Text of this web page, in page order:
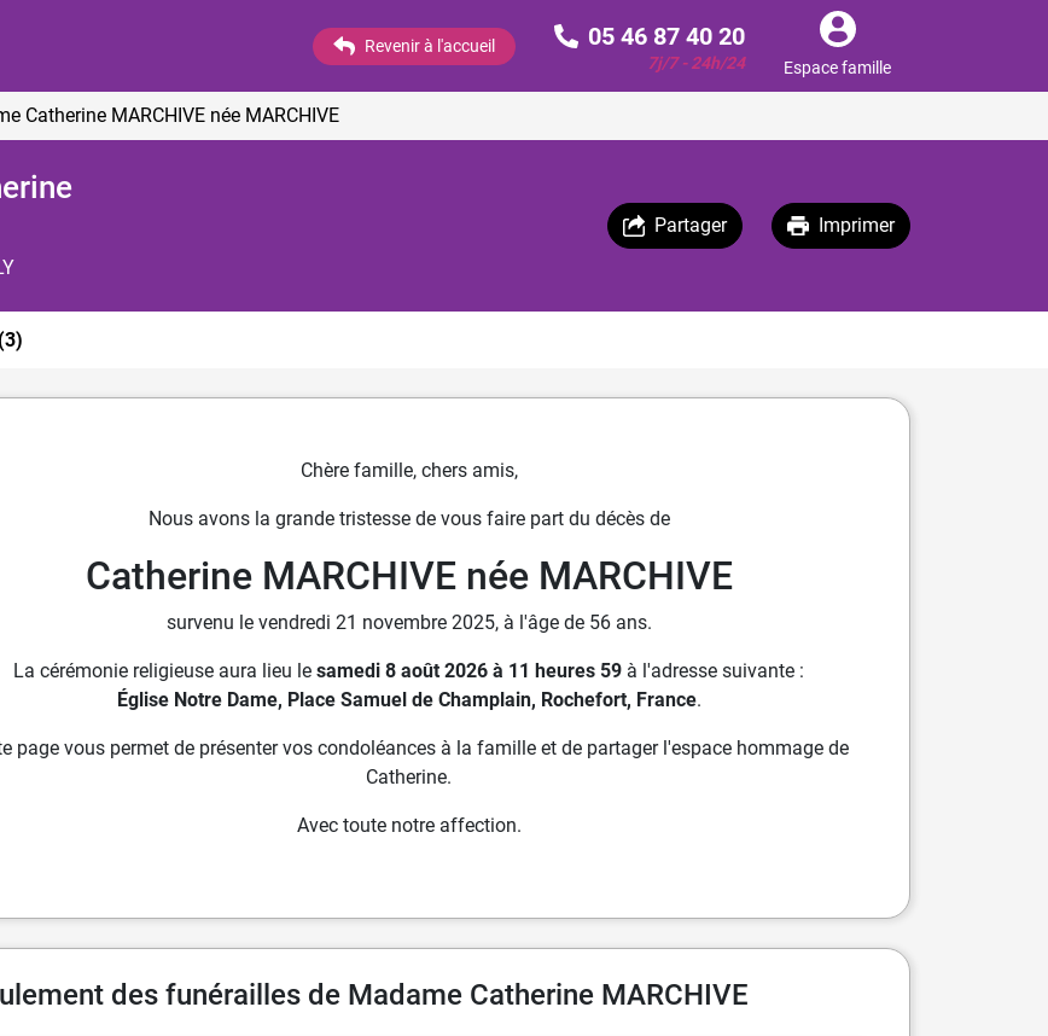
Revenir à l'accueil 05 46 87 40 20
7j/7 - 24h/24 Espace famille
Catherine MARCHIVE née MARCHIVE
Partager Imprimer
(3)
Chère famille, chers amis,
Nous avons la grande tristesse de vous faire part du décès de
Catherine MARCHIVE née MARCHIVE
survenu le vendredi 21 novembre 2025, à l'âge de 56 ans.
La cérémonie religieuse aura lieu le samedi 8 août 2026 à 11 heures 59 à l'adresse suivante :
Église Notre Dame, Place Samuel de Champlain, Rochefort, France.
page vous permet de présenter vos condoléances à la famille et de partager l'espace hommage de
Catherine.
Avec toute notre affection.
des funérailles de Madame Catherine MARCHIVE